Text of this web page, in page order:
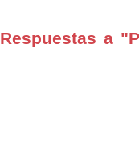
Respuestas a